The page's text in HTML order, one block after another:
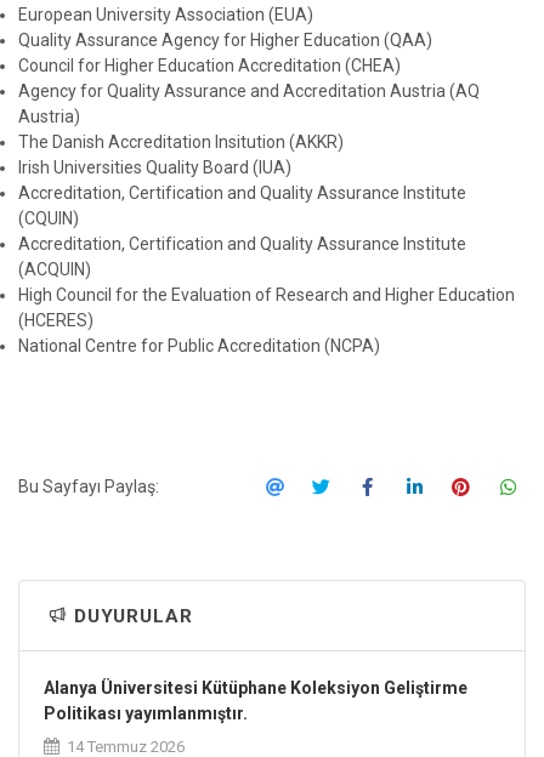
European University Association (EUA)
Quality Assurance Agency for Higher Education (QAA)
Council for Higher Education Accreditation (CHEA)
Agency for Quality Assurance and Accreditation Austria (AQ
Austria)
The Danish Accreditation Insitution (AKKR)
Irish Universities Quality Board (IUA)
Accreditation, Certification and Quality Assurance Institute
(CQUIN)
Accreditation, Certification and Quality Assurance Institute
(ACQUIN)
High Council for the Evaluation of Research and Higher Education
(HCERES)
National Centre for Public Accreditation (NCPA)
Bu Sayfayı Paylaş:
DUYURULAR
Alanya Üniversitesi Kütüphane Koleksiyon Geliştirme
Politikası yayımlanmıştır.
14 Temmuz 2026